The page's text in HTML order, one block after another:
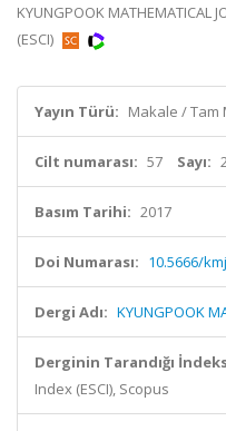
KYUNGPOOK MATHEMATICAL
(ESCI)
Yayın Türü: Makale / Tam
Cilt numarası: 57 Sayı:
Basım Tarihi: 2017
Doi Numarası: 10.5666/
Dergi Adı: KYUNGPOOK
Derginin Tarandığı
Index (ESCI), Scopus